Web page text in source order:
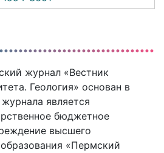
журнал «Вестник
Геология» основан в
является
бюджетное
высшего
«Пермский